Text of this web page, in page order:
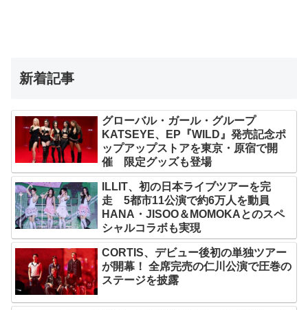
新着記事
グローバル・ガール・グループ
KATSEYE、EP『WILD』発売記念ポ
ップアップストアを東京・原宿で開
催 限定グッズも登場
ILLIT、初の日本ライブツアーを完
走 5都市11公演で約6万人を動員
HANA・JISOO＆MOMOKAとのスペ
シャルコラボも実現
CORTIS、デビュー後初の単独ツアー
が開幕！ 全席完売の仁川公演で圧巻の
ステージを披露